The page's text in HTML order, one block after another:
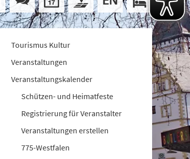
Tourismus Kultur
Veranstaltungen
Veranstaltungskalender
Schützen- und Heimatfeste
Registrierung für Veranstalter
Veranstaltungen erstellen
775-Westfalen